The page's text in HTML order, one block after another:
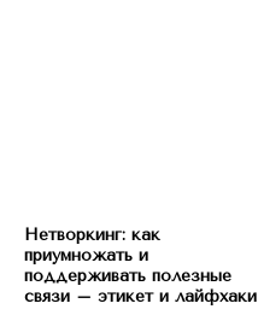
Нетворкинг: как
приумножать и
поддерживать полезные
связи – этикет и лайфхаки